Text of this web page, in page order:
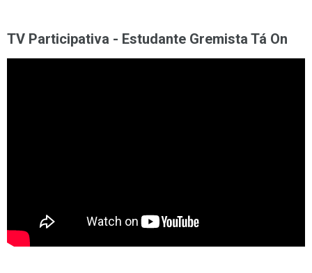
TV Participativa - Estudante Gremista Tá On